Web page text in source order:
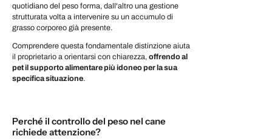
quotidiano del peso forma, dall'altro una gestione
strutturata volta a intervenire su un accumulo di
grasso corporeo già presente.
Comprendere questa fondamentale distinzione aiuta
il proprietario a orientarsi con chiarezza, offrendo al
pet il supporto alimentare più idoneo per la sua
specifica situazione.
Perché il controllo del peso nel cane
richiede attenzione?